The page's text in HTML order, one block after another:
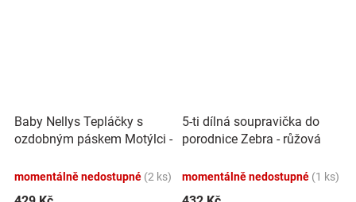
Baby Nellys Tepláčky s
ozdobným páskem Motýlci -
momentálně nedostupné (2 ks)
5-ti dílná soupravička do
porodnice Zebra - růžová
momentálně nedostupné (1 ks)